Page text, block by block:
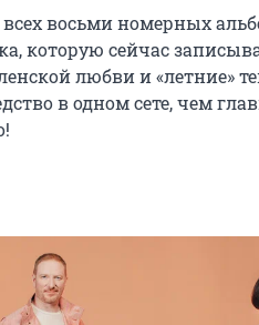
восьми номерных
которую сейчас
любви и «летние»
в одном сете, чем